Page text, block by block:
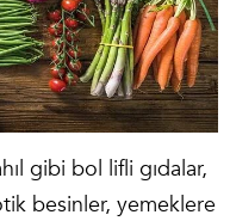
gibi bol lifli gıdalar,
besinler, yemeklere